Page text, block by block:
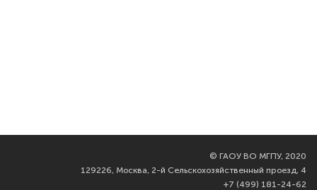
© ГАОУ ВО МГПУ, 2020
129226, Москва, 2-й Сельскохозяйственный проезд, 4
+7 (499) 181-24-62